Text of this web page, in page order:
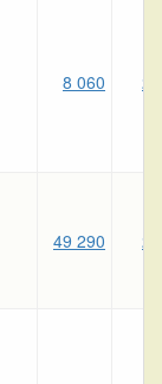
8 060
49 290